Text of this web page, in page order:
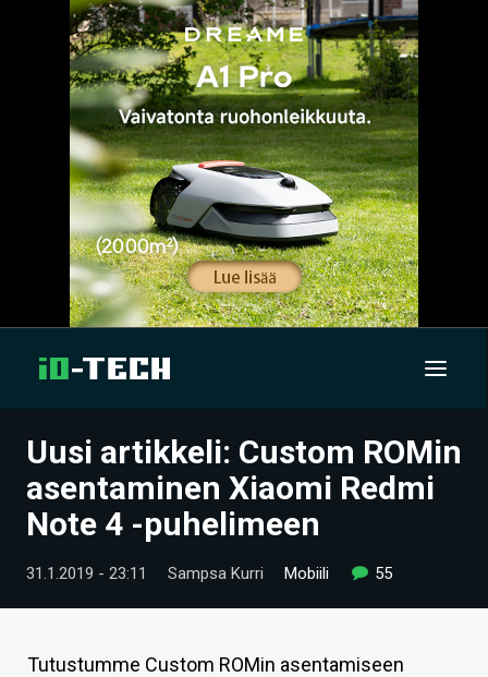
UUTISET
ARTIKKELIT
VIDEOT
TECHBBS
TIETOA
Uusi artikkeli: Custom ROMin
asentaminen Xiaomi Redmi
Note 4 -puhelimeen
31.1.2019 - 23:11 Sampsa Kurri Mobiili 55
Tutustumme Custom ROMin asentamiseen